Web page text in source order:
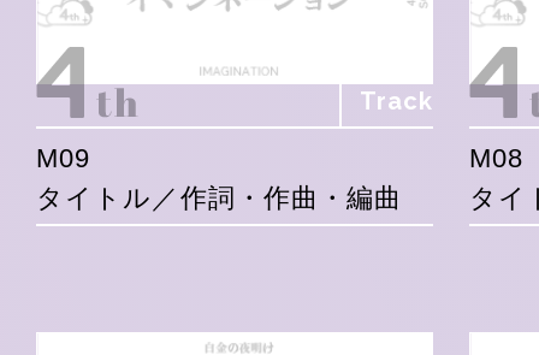
Track
M09
タイトル／作詞・作曲・編曲
M08
タイ